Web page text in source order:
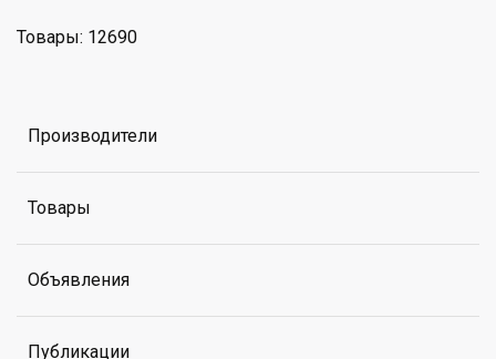
Товары: 12690
Производители
Товары
Объявления
Публикации